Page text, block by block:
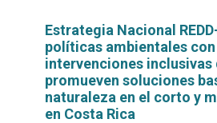
Estrategia Nacional
políticas ambientales con
intervenciones inclusivas
promueven soluciones
naturaleza en el corto y
en Costa Rica